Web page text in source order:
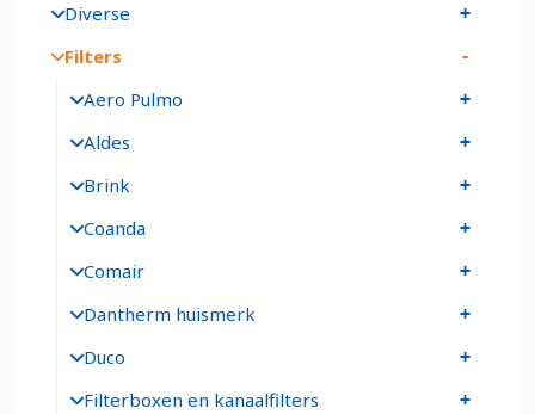
Diverse
Filters
Aero Pulmo
Aldes
Brink
Coanda
Comair
Dantherm huismerk
Duco
Filterboxen en kanaalfilters